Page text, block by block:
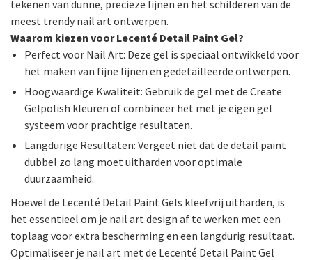
tekenen van dunne, precieze lijnen en het schilderen van de
meest trendy nail art ontwerpen.
Waarom kiezen voor Lecenté Detail Paint Gel?
Perfect voor Nail Art: Deze gel is speciaal ontwikkeld voor
het maken van fijne lijnen en gedetailleerde ontwerpen.
Hoogwaardige Kwaliteit: Gebruik de gel met de Create
Gelpolish kleuren of combineer het met je eigen gel
systeem voor prachtige resultaten.
Langdurige Resultaten: Vergeet niet dat de detail paint
dubbel zo lang moet uitharden voor optimale
duurzaamheid.
Hoewel de Lecenté Detail Paint Gels kleefvrij uitharden, is
het essentieel om je nail art design af te werken met een
toplaag voor extra bescherming en een langdurig resultaat.
Optimaliseer je nail art met de Lecenté Detail Paint Gel